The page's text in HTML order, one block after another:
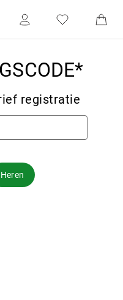
registratie
Heren